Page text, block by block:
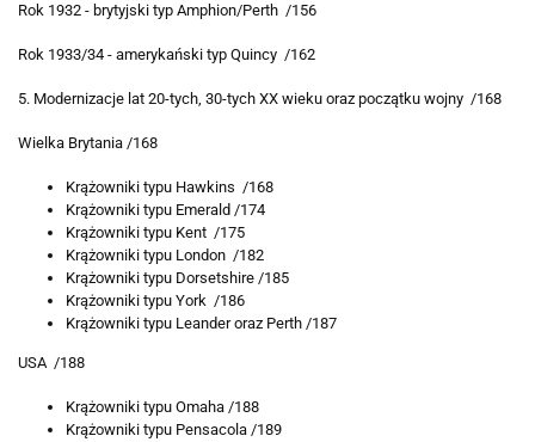
Rok 1932 - brytyjski typ Amphion/Perth /156
Rok 1933/34 - amerykański typ Quincy /162
5. Modernizacje lat 20-tych, 30-tych XX wieku oraz początku wojny /168
Wielka Brytania /168
Krążowniki typu Hawkins /168
Krążowniki typu Emerald /174
Krążowniki typu Kent /175
Krążowniki typu London /182
Krążowniki typu Dorsetshire /185
Krążowniki typu York /186
Krążowniki typu Leander oraz Perth /187
USA /188
Krążowniki typu Omaha /188
Krążowniki typu Pensacola /189